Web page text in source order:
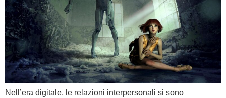
Nell’era digitale, le relazioni interpersonali si sono